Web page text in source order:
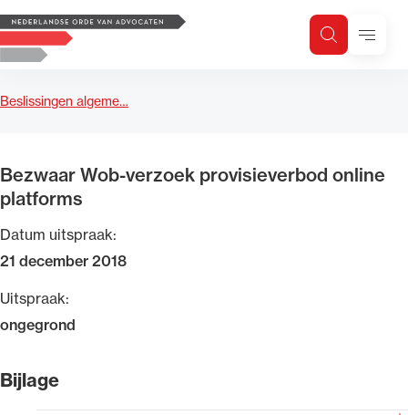
Logo, to the homepage
ZoekenMenu
Beslissingen algeme…
Bezwaar Wob-verzoek provisieverbod online
platforms
Datum uitspraak:
21 december 2018
Uitspraak:
ongegrond
Bijlage
Zoeken
Zoek op trefwoord